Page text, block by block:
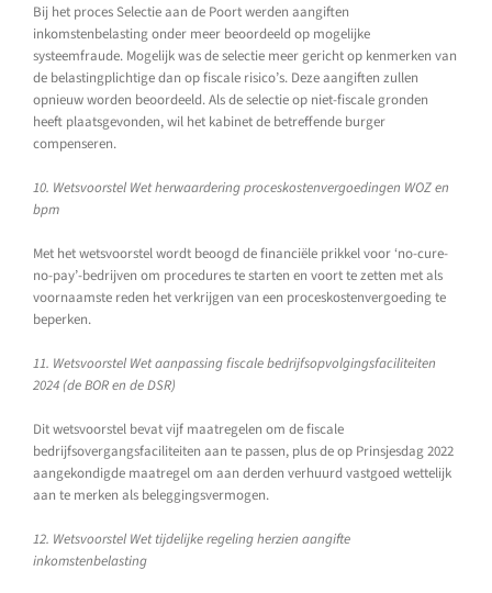
Bij het proces Selectie aan de Poort werden aangiften
inkomstenbelasting onder meer beoordeeld op mogelijke
systeemfraude. Mogelijk was de selectie meer gericht op kenmerken van
de belastingplichtige dan op fiscale risico’s. Deze aangiften zullen
opnieuw worden beoordeeld. Als de selectie op niet-fiscale gronden
heeft plaatsgevonden, wil het kabinet de betreffende burger
compenseren.
10. Wetsvoorstel Wet herwaardering proceskostenvergoedingen WOZ en
bpm
Met het wetsvoorstel wordt beoogd de financiële prikkel voor ‘no-cure-
no-pay’-bedrijven om procedures te starten en voort te zetten met als
voornaamste reden het verkrijgen van een proceskostenvergoeding te
beperken.
11. Wetsvoorstel Wet aanpassing fiscale bedrijfsopvolgingsfaciliteiten
2024 (de BOR en de DSR)
Dit wetsvoorstel bevat vijf maatregelen om de fiscale
bedrijfsovergangsfaciliteiten aan te passen, plus de op Prinsjesdag 2022
aangekondigde maatregel om aan derden verhuurd vastgoed wettelijk
aan te merken als beleggingsvermogen.
12. Wetsvoorstel Wet tijdelijke regeling herzien aangifte
inkomstenbelasting